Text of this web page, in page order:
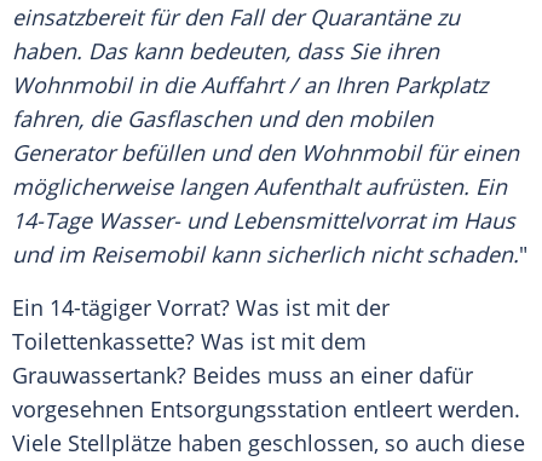
einsatzbereit für den Fall derQuarantänezu
haben. Das kann bedeuten, dass Sie ihren
Wohnmobilin die Auffahrt / an Ihren Parkplatz
fahren, die Gasflaschen und den mobilen
Generator befüllen und den Wohnmobilfür einen
möglicherweise langenAufenthaltaufrüsten. Ein
14-Tage Wasser- und Lebensmittelvorrat im Haus
und im Reisemobilkann sicherlich nicht schaden."
Ein 14-tägiger Vorrat? Was ist mit der
Toilettenkassette? Was ist mit dem
Grauwassertank? Beides muss an einer dafür
vorgesehnen Entsorgungsstation entleert werden.
Viele Stellplätze haben geschlossen, so auch diese